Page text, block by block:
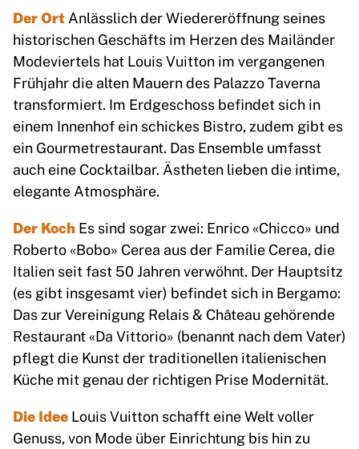
Der Ort Anlässlich der Wiedereröffnung seines
historischen Geschäfts im Herzen des Mailänder
Modeviertels hat Louis Vuitton im vergangenen
Frühjahr die alten Mauern des Palazzo Taverna
transformiert. Im Erdgeschoss befindet sich in
einem Innenhof ein schickes Bistro, zudem gibt es
ein Gourmetrestaurant. Das Ensemble umfasst
auch eine Cocktailbar. Ästheten lieben die intime,
elegante Atmosphäre.
Der Koch Es sind sogar zwei: Enrico «Chicco» und
Roberto «Bobo» Cerea aus der Familie Cerea, die
Italien seit fast 50 Jahren verwöhnt. Der Hauptsitz
(es gibt insgesamt vier) befindet sich in Bergamo:
Das zur Vereinigung Relais & Château gehörende
Restaurant «Da Vittorio» (benannt nach dem Vater)
pflegt die Kunst der traditionellen italienischen
Küche mit genau der richtigen Prise Modernität.
Die Idee Louis Vuitton schafft eine Welt voller
Genuss, von Mode über Einrichtung bis hin zu